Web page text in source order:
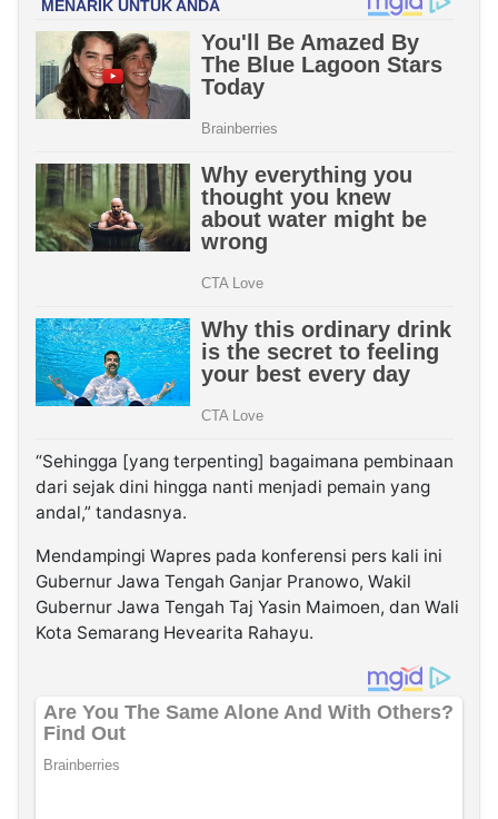
“Sehingga [yang terpenting] bagaimana pembinaan
dari sejak dini hingga nanti menjadi pemain yang
andal,” tandasnya.
Mendampingi Wapres pada konferensi pers kali ini
Gubernur Jawa Tengah Ganjar Pranowo, Wakil
Gubernur Jawa Tengah Taj Yasin Maimoen, dan Wali
Kota Semarang Hevearita Rahayu.